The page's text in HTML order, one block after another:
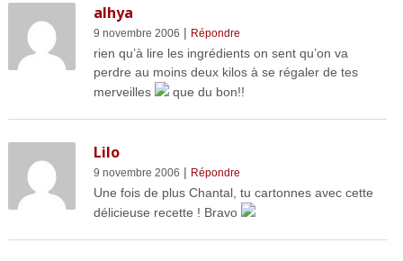
alhya
9 novembre 2006 | Répondre
rien qu’à lire les ingrédients on sent qu’on va
perdre au moins deux kilos à se régaler de tes
merveilles
que du bon!!
Lilo
9 novembre 2006 | Répondre
Une fois de plus Chantal, tu cartonnes avec cette
délicieuse recette ! Bravo